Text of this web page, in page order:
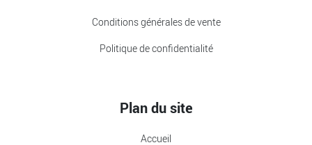
Conditions générales de vente
Politique de confidentialité
Plan du site
Accueil